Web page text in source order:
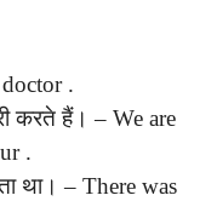
.
करते हैं। – We are
.
था। – There was